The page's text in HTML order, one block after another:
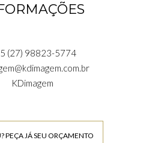
(27) 98823-5774
KDimagem
PEÇA JÁ SEU ORÇAMENTO